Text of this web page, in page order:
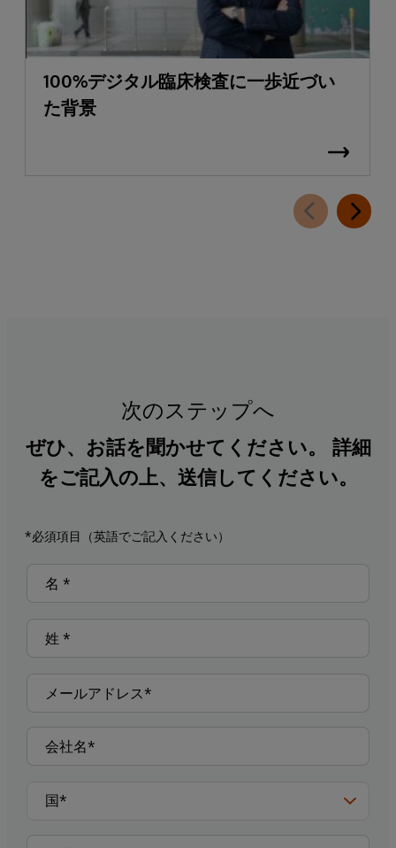
100%デジタル臨床検査に一歩近づい
た背景
次のステップへ
ぜひ、お話を聞かせてください。 詳細
をご記入の上、送信してください。
*必須項目（英語でご記入ください）